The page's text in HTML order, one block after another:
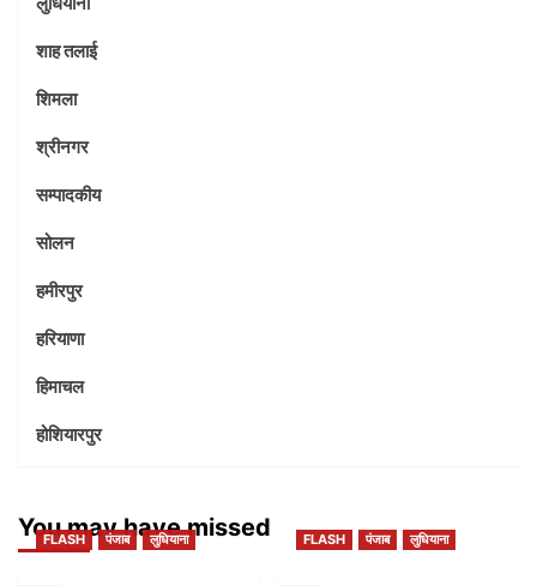
शाह तलाई
शिमला
श्रीनगर
सम्पादकीय
सोलन
हमीरपुर
हरियाणा
हिमाचल
होशियारपुर
You may have missed
FLASH पंजाब लुधियाना FLASH पंजाब लुधियाना